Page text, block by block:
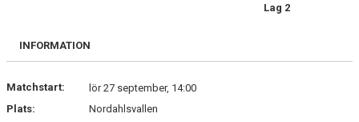
KONTAKT
Lag 2
INFORMATION
Matchstart:
lör 27 september, 14:00
Plats:
Nordahlsvallen